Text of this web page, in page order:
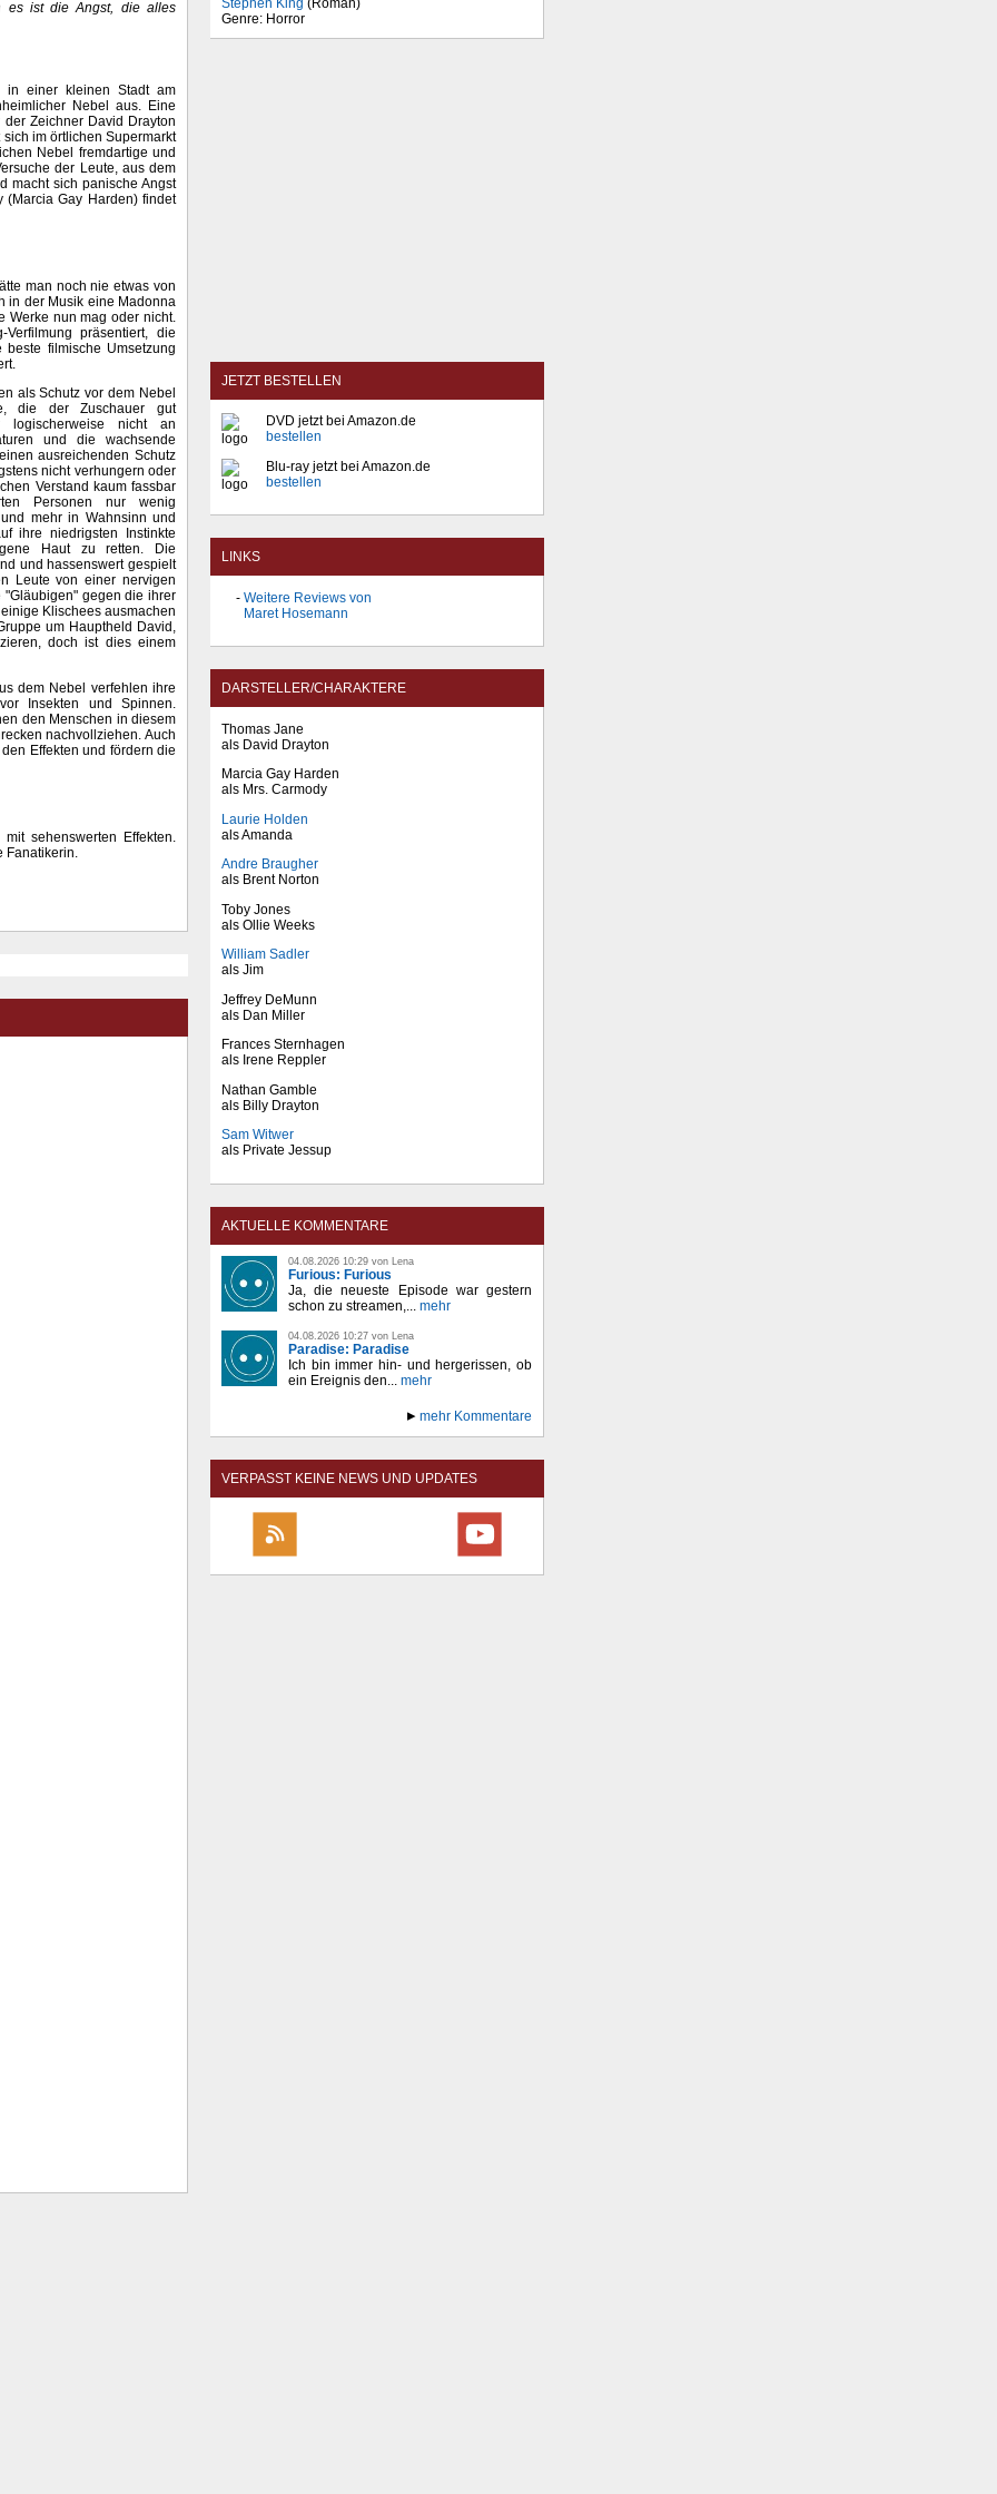
es ist die Angst, die alles
in einer kleinen Stadt am
Nebel aus. Eine
Zeichner David Drayton
im örtlichen Supermarkt
Nebel fremdartige und
der Leute, aus dem
macht sich panische Angst
(Marcia Gay Harden) findet
man noch nie etwas von
in der Musik eine Madonna
Werke nun mag oder nicht.
präsentiert, die
filmische Umsetzung
als Schutz vor dem Nebel
die der Zuschauer gut
logischerweise nicht an
und die wachsende
ausreichenden Schutz
nicht verhungern oder
Verstand kaum fassbar
Personen nur wenig
mehr in Wahnsinn und
ihre niedrigsten Instinkte
Haut zu retten. Die
und hassenswert gespielt
Leute von einer nervigen
"Gläubigen" gegen die ihrer
Klischees ausmachen
um Hauptheld David,
doch ist dies einem
dem Nebel verfehlen ihre
Insekten und Spinnen.
den Menschen in diesem
nachvollziehen. Auch
Effekten und fördern die
sehenswerten Effekten.
Fanatikerin.
Stephen King (Roman)
Genre: Horror
JETZT BESTELLEN
DVD jetzt bei Amazon.de
bestellen
Blu-ray jetzt bei Amazon.de
bestellen
LINKS
Weitere Reviews von
Maret Hosemann
DARSTELLER/CHARAKTERE
Thomas Jane
als David Drayton
Marcia Gay Harden
als Mrs. Carmody
Laurie Holden
als Amanda
Andre Braugher
als Brent Norton
Toby Jones
als Ollie Weeks
William Sadler
als Jim
Jeffrey DeMunn
als Dan Miller
Frances Sternhagen
als Irene Reppler
Nathan Gamble
als Billy Drayton
Sam Witwer
als Private Jessup
AKTUELLE KOMMENTARE
04.08.2026 10:29 von Lena
Furious: Furious
Ja, die neueste Episode war gestern
schon zu streamen,...
mehr
04.08.2026 10:27 von Lena
Paradise: Paradise
Ich bin immer hin- und hergerissen, ob
ein Ereignis den...
mehr
mehr Kommentare
VERPASST KEINE NEWS UND UPDATES